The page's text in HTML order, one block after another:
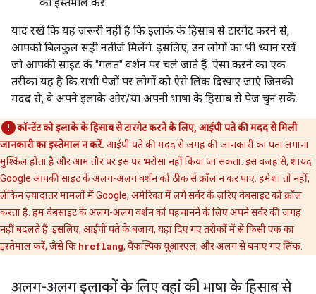
याद रखें कि यह ज़रूरी नहीं है कि इलाके के हिसाब से टारगेट करने से,
आपको बिलकुल सही नतीजे मिलेंगे. इसलिए, उन लोगों का भी ध्यान रखें
जो आपकी साइट के "गलत" वर्शन पर चले जाते हैं. ऐसा करने का एक
तरीका यह है कि सभी पेजों पर लोगों को ऐसे लिंक दिखाए जाएं जिनकी
मदद से, वे अपने इलाके और/या अपनी भाषा के हिसाब से पेज चुन सकें.
कॉन्टेंट को इलाके के हिसाब से टारगेट करने के लिए, आईपी पते की मदद से मिली
जानकारी का इस्तेमाल न करें. आईपी पते की मदद से जगह की जानकारी का पता लगाना
मुश्किल होता है और आम तौर पर इस पर भरोसा नहीं किया जा सकता. इस वजह से, शायद
Google आपकी साइट के अलग-अलग वर्शन को ठीक से क्रॉल न कर पाए. हमेशा ताे नहीं,
लेकिन ज़्यादातर मामलाें में Google, अमेरिका में लगे सर्वर के ज़रिए वेबसाइट को क्रॉल
करता है. हम वेबसाइट के अलग-अलग वर्शन काे पहचानने के लिए अपने सर्वर की जगह
नहीं बदलते हैं. इसलिए, आईपी पते के बजाय, यहां दिए गए तरीकों में से किसी एक का
इस्तेमाल करें, जैसे कि hreflang, वैकल्पिक यूआरएल, और अलग से बनाए गए लिंक.
अलग-अलग इलाकों के लिए वहां की भाषा के हिसाब से